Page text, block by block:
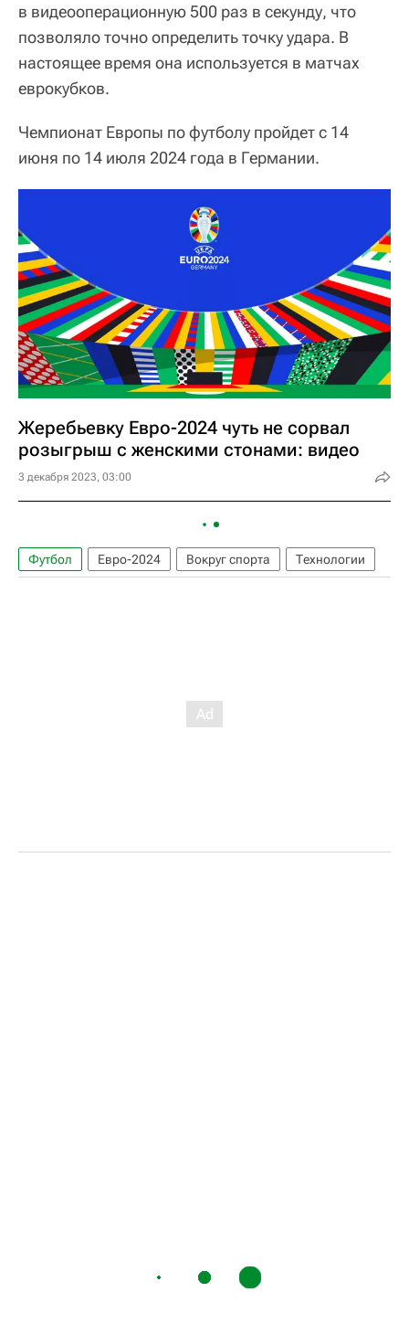
в видеооперационную 500 раз в секунду, что
позволяло точно определить точку удара. В
настоящее время она используется в матчах
еврокубков.
Чемпионат Европы по футболу пройдет с 14
июня по 14 июля 2024 года в Германии.
Жеребьевку Евро-2024 чуть не сорвал
розыгрыш с женскими стонами: видео
3 декабря 2023, 03:00
Футбол Евро-2024 Вокруг спорта Технологии